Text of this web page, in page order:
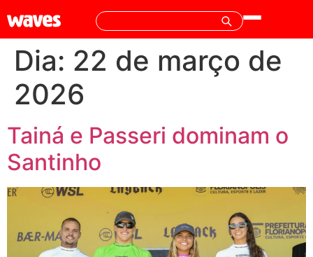
Dia: 22 de março de
2026
Tainá e Passeri dominam o
Santinho